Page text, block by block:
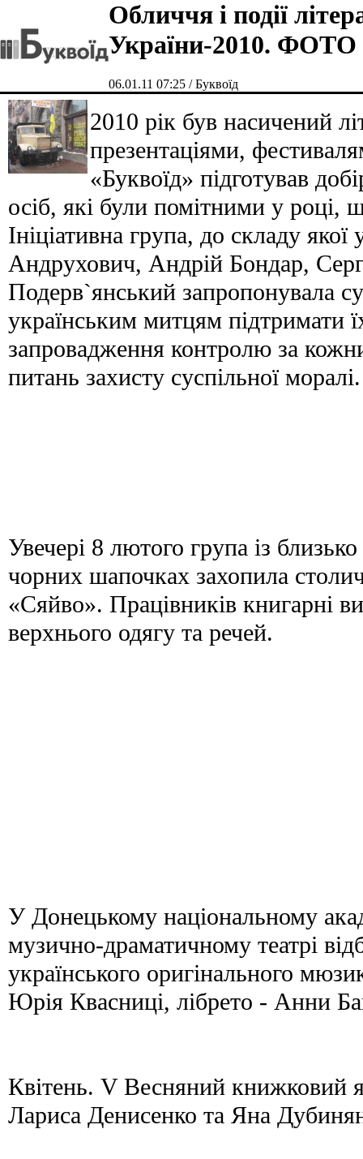
Обличчя і події
України-2010. ФОТО
06.01.11 07:25 / Буквоїд
2010 рік був насичений
презентаціями,
«Буквоїд» підготував
осіб, які були помітними у році,
Ініціативна група, до складу
Андрухович, Андрій Бондар,
Подерв`янський запропонувала
українським митцям підтримати
запровадження контролю за
питань захисту суспільної моралі.
Увечері 8 лютого група із
чорних шапочках захопила
«Сяйво». Працівників книгарні
верхнього одягу та речей.
У Донецькому національному
музично-драматичному театрі
українського оригінального
Юрія Квасниці, лібрето - Анни
Квітень. V Весняний книжковий
Лариса Денисенко та Яна